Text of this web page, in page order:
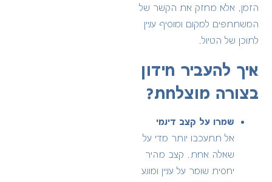
הזמן, אלא מחזק את הקשר של
המשתתפים למקום ומוסיף עניין
לתוכן של הטיול.
איך להעביר חידון
בצורה מוצלחת?
שמרו על קצב דינמי
אל תתעכבו יותר מדי על
שאלה אחת. קצב מהיר
יחסית שומר על עניין ומונע